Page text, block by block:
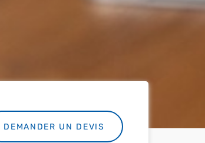
DEMANDER UN DEVIS